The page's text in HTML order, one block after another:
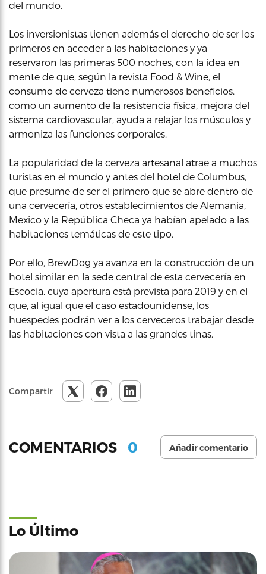
del mundo.
Los inversionistas tienen además el derecho de ser los
primeros en acceder a las habitaciones y ya
reservaron las primeras 500 noches, con la idea en
mente de que, según la revista Food & Wine, el
consumo de cerveza tiene numerosos beneficios,
como un aumento de la resistencia física, mejora del
sistema cardiovascular, ayuda a relajar los músculos y
armoniza las funciones corporales.
La popularidad de la cerveza artesanal atrae a muchos
turistas en el mundo y antes del hotel de Columbus,
que presume de ser el primero que se abre dentro de
una cervecería, otros establecimientos de Alemania,
Mexico y la República Checa ya habían apelado a las
habitaciones temáticas de este tipo.
Por ello, BrewDog ya avanza en la construcción de un
hotel similar en la sede central de esta cervecería en
Escocia, cuya apertura está prevista para 2019 y en el
que, al igual que el caso estadounidense, los
huespedes podrán ver a los cerveceros trabajar desde
las habitaciones con vista a las grandes tinas.
Compartir
COMENTARIOS 0 Añadir comentario
Lo Último